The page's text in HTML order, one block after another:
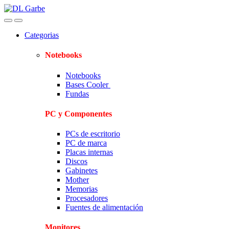
Skip
to
Skip
to
Categorias
Notebooks
Notebooks
Bases Cooler
Fundas
PC y Componentes
PCs de escritorio
PC de marca
Placas internas
Discos
Gabinetes
Mother
Memorias
Procesadores
Fuentes de alimentación